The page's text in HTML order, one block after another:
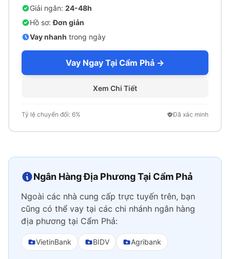
Giải ngân: 24-48h
Hồ sơ:Đơn giản
Vay nhanh trong ngày
Vay Ngay Tại Cẩm Phả →
Xem Chi Tiết
Tỷ lệ chuyển đổi: 6% Đã xác minh
Ngân Hàng Địa Phương Tại Cẩm Phả
Ngoài các nhà cung cấp trực tuyến trên, bạn
cũng có thể vay tại các chi nhánh ngân hàng
địa phương tại Cẩm Phả:
VietinBank BIDV Agribank